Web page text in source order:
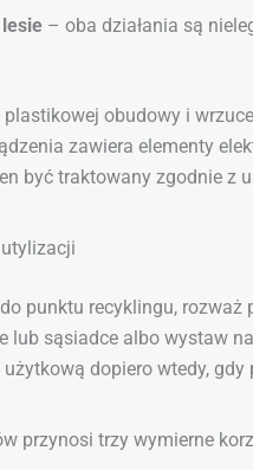
– oba działania są
obudowy i
zawiera elementy
być traktowany zgodnie z
punktu recyklingu, rozważ
lub sąsiadce albo wystaw
dopiero wtedy, gdy
przynosi trzy wymierne